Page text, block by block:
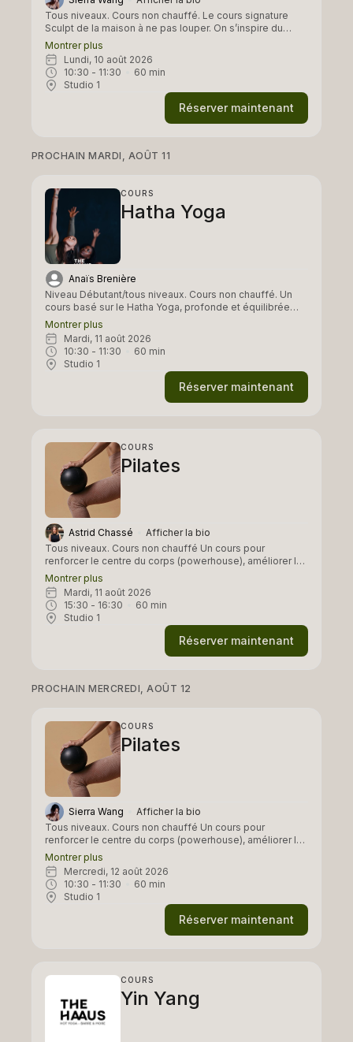
Tous niveaux. Cours non chauffé. Le cours signature
Sculpt de la maison à ne pas louper. On s’inspire du
pilates, de méthodes de renforcement musculaire, et on
travaille principalement la sangle abdominale et les
fessiers. Le reste du corps n’est bien évidemment pas
laisser de côté. Un cours full body workout !
Montrer plus
lundi, 10 août 2026
10:30 - 11:30 60 min
Studio 1
Réserver maintenant
PROCHAIN MARDI, AOÛT 11
COURS
Hatha Yoga
Anaïs Brenière
Niveau Débutant/tous niveaux. Cours non chauffé. Un
cours basé sur le Hatha Yoga, profonde et équilibrée
pour renforcer le corps, améliorer la posture et retrouver
une sensation d’espace et d’alignement. À travers un
travail précis des postures, de la respiration et de la
mobilité, le corps développe force, ancrage et
amplitude de mouvement. C'est un cours adapté à tous,
ceux qui souhaitent développer leur pratique, et mais
aussi ceux qui recommencent une pratique avec focus
Montrer plus
mardi, 11 août 2026
10:30 - 11:30 60 min
Studio 1
Réserver maintenant
COURS
Pilates
Astrid Chassé
Afficher la bio
Tous niveaux. Cours non chauffé Un cours pour
renforcer le centre du corps (powerhouse), améliorer la
posture, développer la mobilité articulaire et créer une
connexion profonde entre respiration et mouvement.
Chaque exercice est exécuté avec contrôle, conscience
et fluidité, privilégiant la qualité du mouvement plutôt
que la quantité. Certains cours ont un focus complet sur
l'ensemble du corps ( full body pilates).
Montrer plus
mardi, 11 août 2026
15:30 - 16:30 60 min
Studio 1
Réserver maintenant
PROCHAIN MERCREDI, AOÛT 12
COURS
Pilates
Sierra Wang
Afficher la bio
Tous niveaux. Cours non chauffé Un cours pour
renforcer le centre du corps (powerhouse), améliorer la
posture, développer la mobilité articulaire et créer une
connexion profonde entre respiration et mouvement.
Chaque exercice est exécuté avec contrôle, conscience
et fluidité, privilégiant la qualité du mouvement plutôt
que la quantité. Certains cours ont un focus complet sur
l'ensemble du corps ( full body pilates).
Montrer plus
mercredi, 12 août 2026
10:30 - 11:30 60 min
Studio 1
Réserver maintenant
COURS
Yin Yang